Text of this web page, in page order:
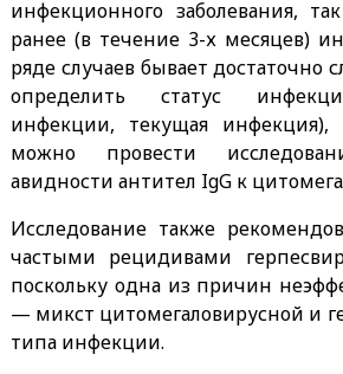
инфекционного заболевания,
ранее (в течение 3-х месяцев)
ряде случаев бывает достаточно
определить статус
инфекции, текущая
можно провести
авидности антител IgG к
Исследование также
частыми рецидивами
поскольку одна из причин
— микст цитомегаловирусной и
типа инфекции.